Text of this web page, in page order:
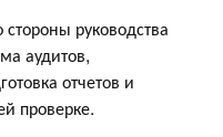
руководства
аудитов,
отчетов и
проверке.